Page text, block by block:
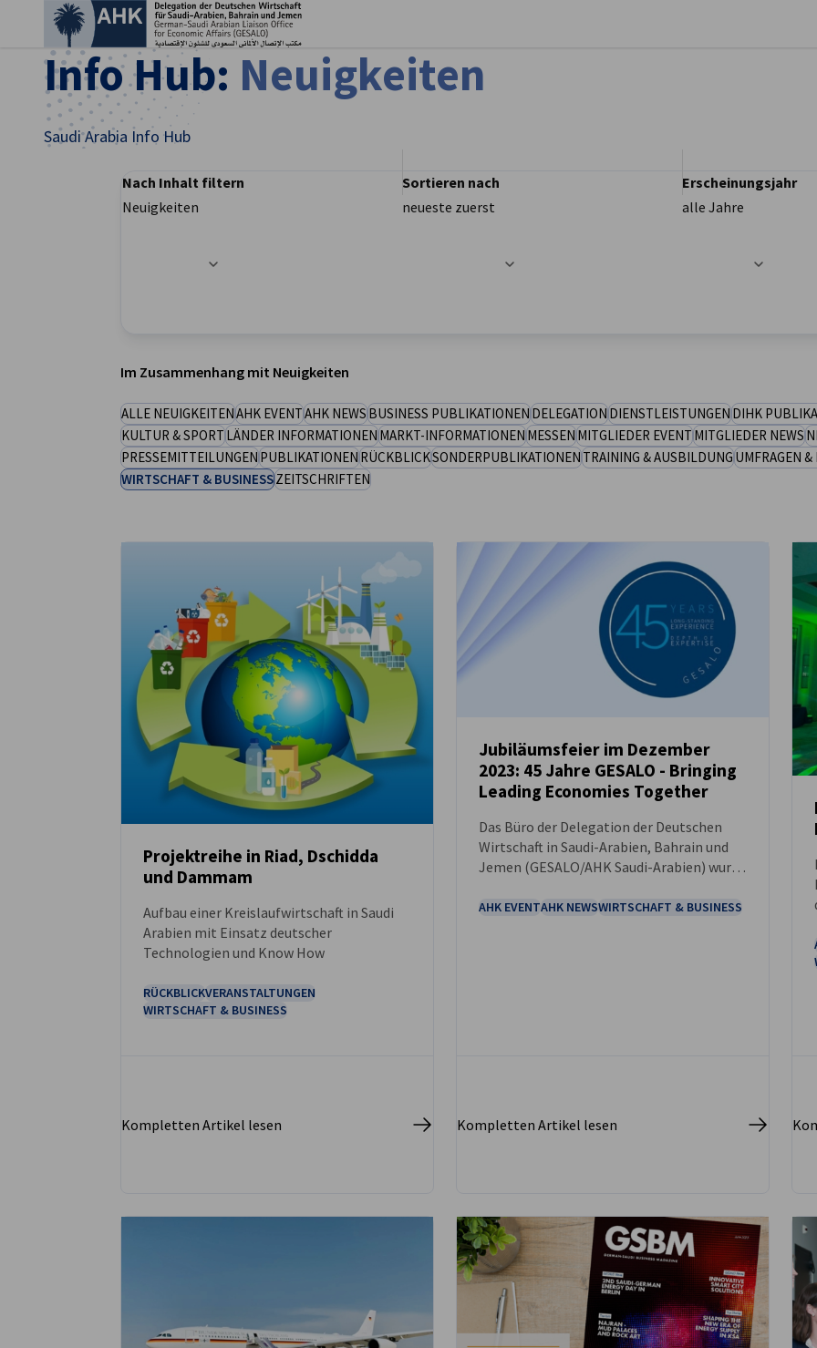
Saudi Arabia
Info Hub: Neuigkeiten
Saudi Arabia Info Hub
Filteroptionen wurden erfolgreich aktualisiert
Nach Inhalt filtern
Neuigkeiten
Sortieren nach
neueste zuerst
Erscheinungsjahr
alle Jahre
Im Zusammenhang mit Neuigkeiten
ALLE NEUIGKEITENAHK EVENTAHK NEWSBUSINESS PUBLIKATIONENDELEGATIONDIENSTLEISTUNGENDIHK
KULTUR & SPORTLÄNDER INFORMATIONENMARKT-INFORMATIONENMESSENMITGLIEDER EVENTMITGLIEDER NEWS
PRESSEMITTEILUNGENPUBLIKATIONENRÜCKBLICKSONDERPUBLIKATIONENTRAINING & AUSBILDUNGUMFRAGEN
WIRTSCHAFT & BUSINESSZEITSCHRIFTEN
Projektreihe in Riad, Dschidda
und Dammam
Aufbau einer Kreislaufwirtschaft in Saudi
Arabien mit Einsatz deutscher
Technologien und Know How
RÜCKBLICKVERANSTALTUNGEN
WIRTSCHAFT & BUSINESS
Kompletten Artikel lesen
NEUIGKEITEN
Jubiläumsfeier im Dezember
2023: 45 Jahre GESALO - Bringing
Leading Economies Together
Das Büro der Delegation der Deutschen
Wirtschaft in Saudi-Arabien, Bahrain und
Jemen (GESALO/AHK Saudi-Arabien) wurde
das GESALO-Team gemeinsam mit
AHK EVENTAHK NEWSWIRTSCHAFT & BUSINESS
Kompletten Artikel lesen